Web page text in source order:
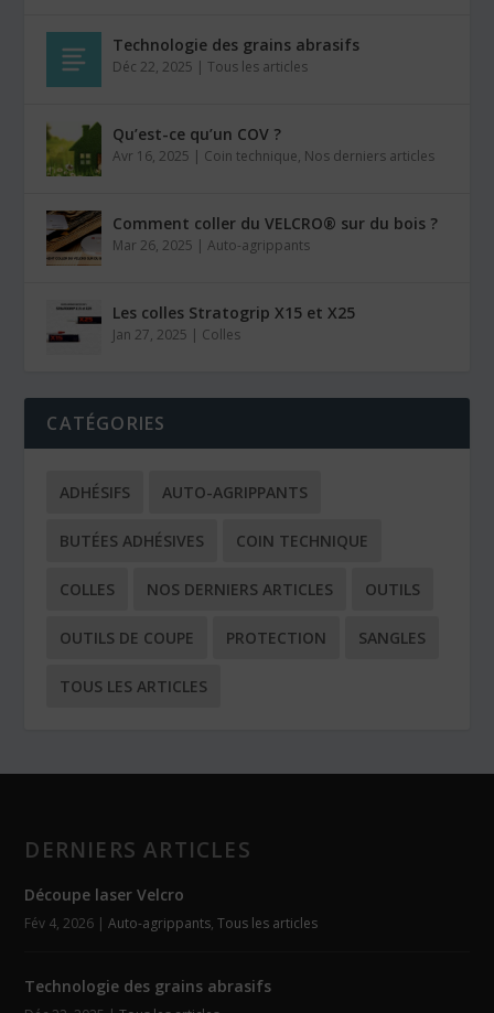
Technologie des grains abrasifs
Déc 22, 2025 |Tous les articles
Qu’est-ce qu’un COV ?
Avr 16, 2025 | Coin technique, Nos derniers articles
Comment coller du VELCRO® sur du bois ?
Mar 26, 2025 |Auto-agrippants
Les colles Stratogrip X15 et X25
Jan 27, 2025 | Colles
CATÉGORIES
ADHÉSIFS AUTO-AGRIPPANTS
BUTÉES ADHÉSIVES COIN TECHNIQUE
COLLES NOS DERNIERS ARTICLES OUTILS
OUTILS DE COUPE PROTECTION SANGLES
TOUS LES ARTICLES
DERNIERS ARTICLES
Découpe laser Velcro
Fév 4, 2026 |Auto-agrippants,Tous les articles
Technologie des grains abrasifs